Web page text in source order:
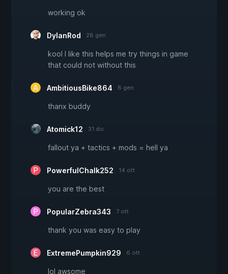
working ok
DylanRod 28 gen
kool I like this helps me try things in game
that could not without this
AmbitiousBike864 8 gen
thanx buddy
Atomick12 31 dic
fallout ya + tactics + mods = hell ya
PowerfulChalk252 14 ott
you are the best
PopularZebra343 7 ott
thank you was easy to play
ExtremePumpkin929 6 ott
lol awsome